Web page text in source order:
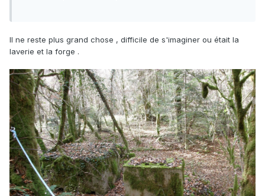
Il ne reste plus grand chose , difficile de s'imaginer ou était la
laverie et la forge .